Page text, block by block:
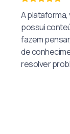
A plataforma,
possui
fazem
de
resolver